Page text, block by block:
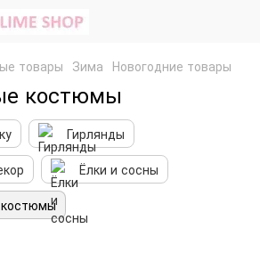
товары Зима Новогодние товары
костюмы
Гирлянды
Ёлки и сосны